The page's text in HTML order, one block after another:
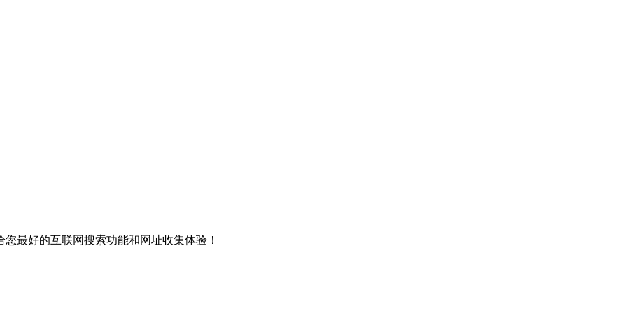
最好的互联网搜索功能和网址收集体验！